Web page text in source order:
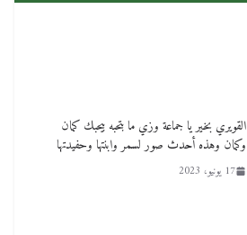
لأول فرع لمدارس لها بمصر في فينا بحضور ولي
العهد
القويري بخير يا جماعة وزي ما بتحبه بيحبك كمان
وكمان وهذه أحدث صور لسمر وابنتها وحفيدتها
17 يونيو، 2023